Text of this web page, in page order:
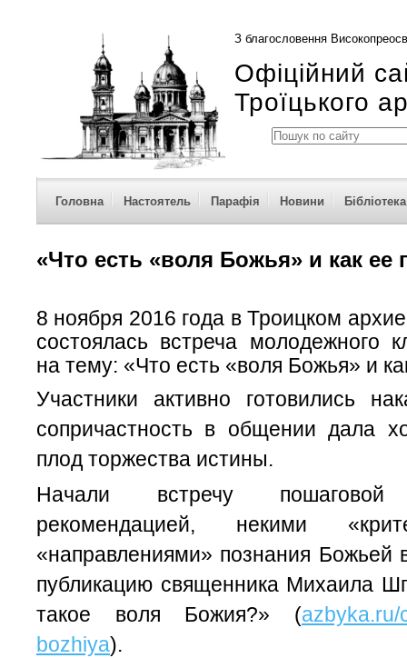
З благословення
Офіційний
Троїцького
Головна Настоятель Парафія Новини Бібліотека
«Что есть «воля Божья» и как ее
8 ноября 2016 года в Троицком
состоялась встреча молодежного
на тему: «Что есть «воля Божья» и
Участники активно готовились
сопричастность в общении дала
плод торжества истины.
Начали встречу пошаговой
рекомендацией, некими
«направлениями» познания Божьей
публикацию священника Михаила
такое воля Божия?» (azbyka.ru/
bozhiya).